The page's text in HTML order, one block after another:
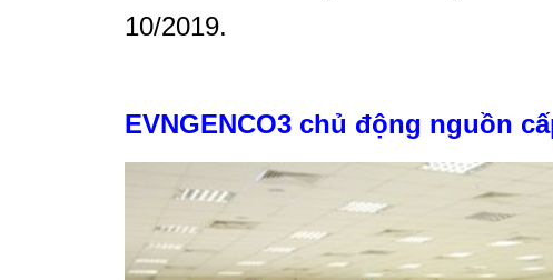
10/2019.
EVNGENCO3 chủ động nguồn